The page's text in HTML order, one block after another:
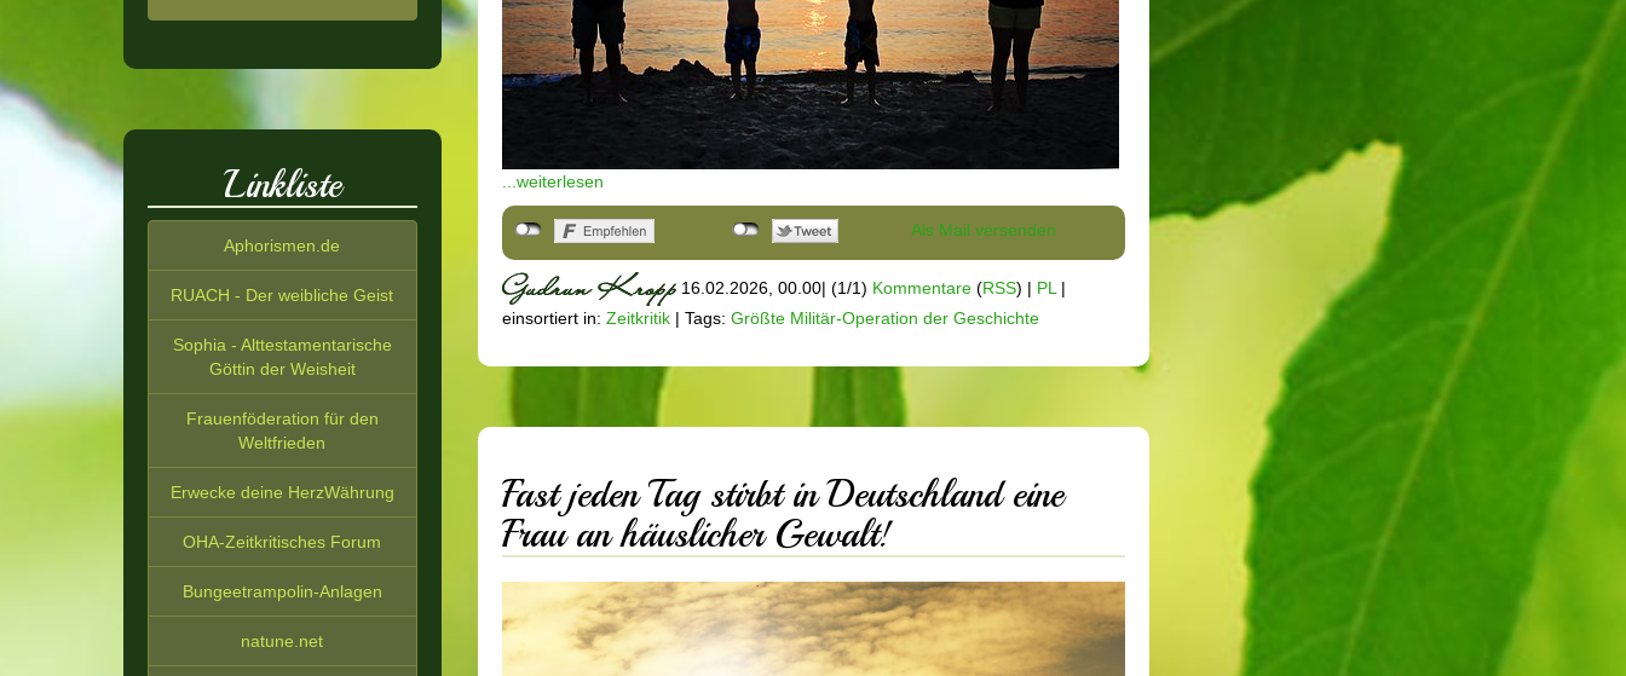
...weiterlesen
Als Mail versenden
16.02.2026, 00.00| (1/1) Kommentare(RSS) | PL |
einsortiert in: Zeitkritik| Tags: Größte Militär-Operation der Geschichte
Fast jeden Tag stirbt in Deutschland eine
Frau an häuslicher Gewalt!
Linkliste
Aphorismen.de
RUACH - Der weibliche Geist
Sophia - Alttestamentarische
Göttin der Weisheit
Frauenföderation für den
Weltfrieden
Erwecke deine HerzWährung
OHA-Zeitkritisches Forum
Bungeetrampolin-Anlagen
natune.net